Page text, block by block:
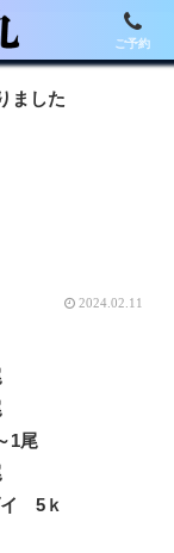
ました
2024.02.11
尾
5ｋ
ご予約